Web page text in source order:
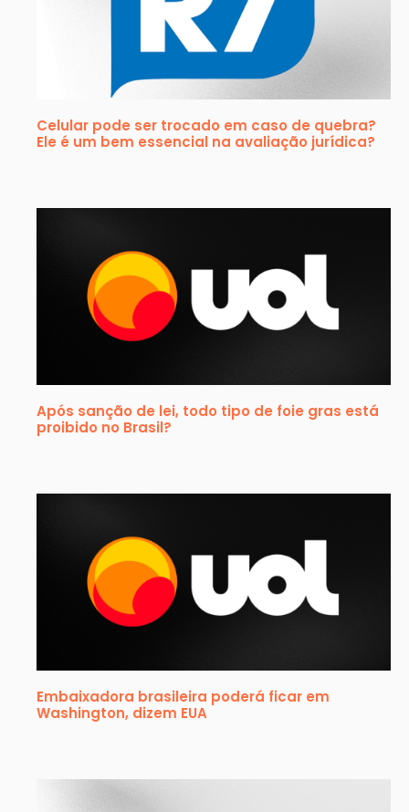
Celular pode ser trocado em caso de quebra?
Ele é um bem essencial na avaliação jurídica?
Após sanção de lei, todo tipo de foie gras está
proibido no Brasil?
Embaixadora brasileira poderá ficar em
Washington, dizem EUA